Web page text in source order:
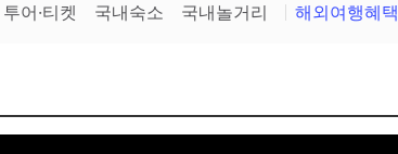
투어·티켓 국내숙소 국내놀거리 해외여행혜택